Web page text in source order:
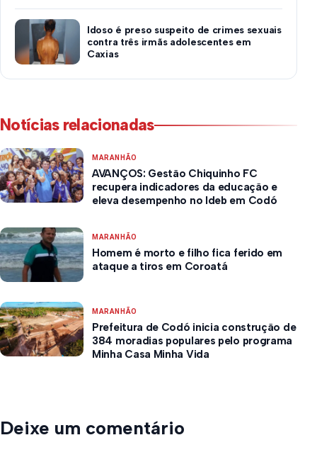
Idoso é preso suspeito de crimes sexuais
contra três irmãs adolescentes em
Caxias
Notícias relacionadas
MARANHÃO
AVANÇOS: Gestão Chiquinho FC
recupera indicadores da educação e
eleva desempenho no Ideb em Codó
MARANHÃO
Homem é morto e filho fica ferido em
ataque a tiros em Coroatá
MARANHÃO
Prefeitura de Codó inicia construção de
384 moradias populares pelo programa
Minha Casa Minha Vida
Deixe um comentário